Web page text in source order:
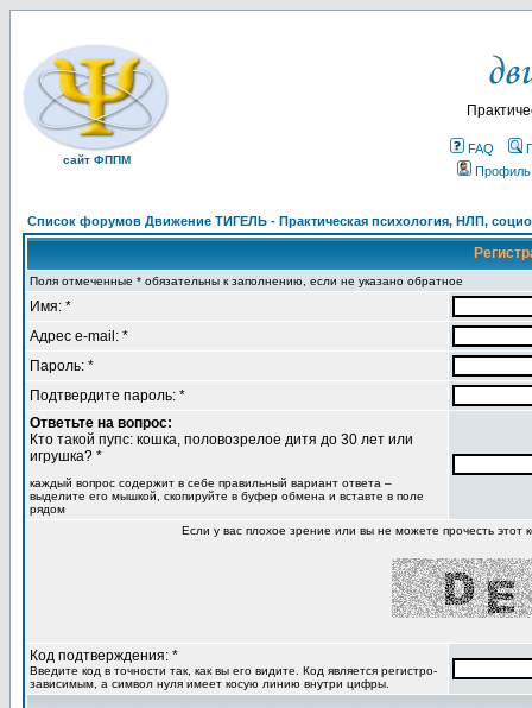
сайт ФППМ
FAQ
Профиль
Список форумов Движение ТИГЕЛЬ - Практическая психология, НЛП,
Поля отмеченные * обязательны к заполнению, если не указано обратное
Имя: *
Адрес e-mail: *
Пароль: *
Подтвердите пароль: *
Ответьте на вопрос:
Кто такой пупс: кошка, половозрелое дитя до 30 лет или
игрушка? *
каждый вопрос содержит в себе правильный вариант ответа –
выделите его мышкой, скопируйте в буфер обмена и вставте в поле
рядом
Если у вас плохое зрение или вы не можете прочесть этот
Код подтверждения: *
Введите код в точности так, как вы его видите. Код является регистро-
зависимым, а символ нуля имеет косую линию внутри цифры.